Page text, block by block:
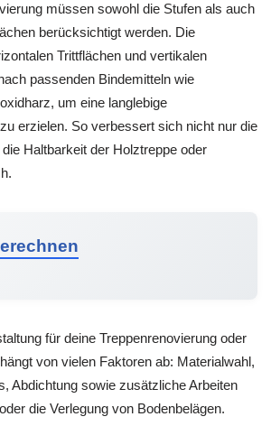
müssen sowohl die Stufen als auch
berücksichtigt werden. Die
Trittflächen und vertikalen
passenden Bindemitteln wie
um eine langlebige
erzielen. So verbessert sich nicht nur die
Haltbarkeit der Holztreppe oder
für deine Treppenrenovierung oder
von vielen Faktoren ab: Materialwahl,
Abdichtung sowie zusätzliche Arbeiten
die Verlegung von Bodenbelägen.